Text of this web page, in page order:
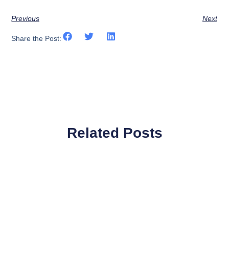
Previous Next
Share the Post:
Related Posts